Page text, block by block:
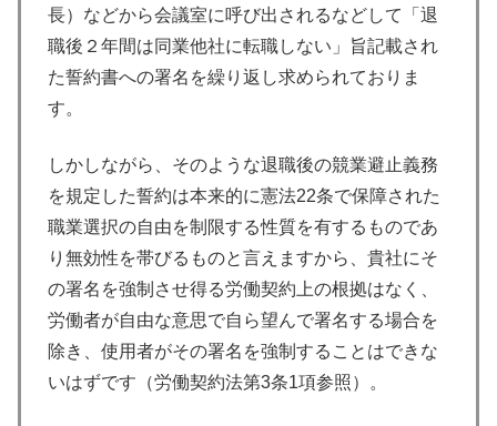
長）などから会議室に呼び出されるなどして「退
職後２年間は同業他社に転職しない」旨記載され
た誓約書への署名を繰り返し求められておりま
す。
しかしながら、そのような退職後の競業避止義務
を規定した誓約は本来的に憲法22条で保障された
職業選択の自由を制限する性質を有するものであ
り無効性を帯びるものと言えますから、貴社にそ
の署名を強制させ得る労働契約上の根拠はなく、
労働者が自由な意思で自ら望んで署名する場合を
除き、使用者がその署名を強制することはできな
いはずです（労働契約法第3条1項参照）。